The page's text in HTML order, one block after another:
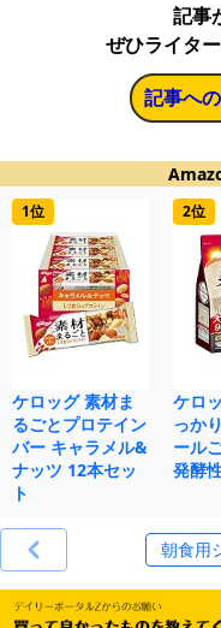
記事
ぜひライタ
記事へ
1位
ケロッグ 素材ま
るごとプロテイン
バー キャラメル&
ナッツ 12本セッ
ト
2位
ケロ
っか
ール
発酵